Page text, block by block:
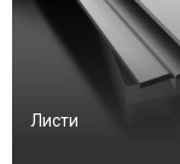
Листи